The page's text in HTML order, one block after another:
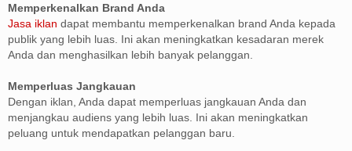
Memperkenalkan Brand Anda
Jasa iklan dapat membantu memperkenalkan brand Anda kepada
publik yang lebih luas. Ini akan meningkatkan kesadaran merek
Anda dan menghasilkan lebih banyak pelanggan.
Memperluas Jangkauan
Dengan iklan, Anda dapat memperluas jangkauan Anda dan
menjangkau audiens yang lebih luas. Ini akan meningkatkan
peluang untuk mendapatkan pelanggan baru.